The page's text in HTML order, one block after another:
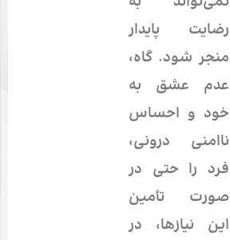
رضایت پایدار
منجر شود. گاه،
عدم عشق به
خود و احساس
ناامنی درونی،
فرد را حتی در
صورت تأمین
این نیازها، در